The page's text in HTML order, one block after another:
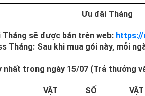
Ưu đãi Tháng
Tháng sẽ được bán trên web: https://
Tháng: Sau khi mua gói này, mỗi
nhất trong ngày 15/07 (Trả thưởng
VẬT
SỐ
VẬT